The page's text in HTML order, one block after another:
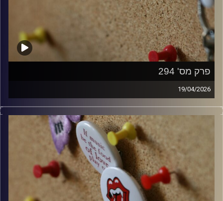
פרק מס' 294
19/04/2026
קלאסיקות רוק עם אורן הוף.
włodi